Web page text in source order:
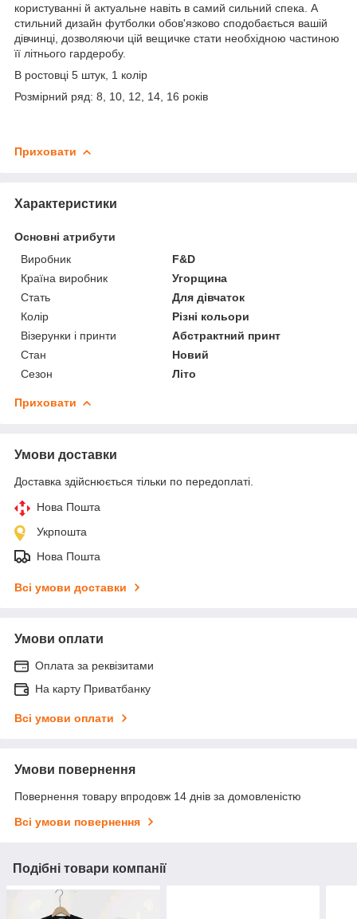
користуванні й актуальне навіть в самий сильний спека. А
стильний дизайн футболки обов'язково сподобається вашій
дівчинці, дозволяючи цій вещичке стати необхідною частиною
її літнього гардеробу.
В ростовці 5 штук, 1 колір
Розмірний ряд: 8, 10, 12, 14, 16 років
Приховати
Характеристики
Основні атрибути
Виробник
F&D
Країна виробник
Угорщина
Стать
Для дівчаток
Колір
Різні кольори
Візерунки і принти
Абстрактний принт
Стан
Новий
Сезон
Літо
Приховати
Умови доставки
Доставка здійснюється тільки по передоплаті.
Нова Пошта
Укрпошта
Нова Пошта
Всі умови доставки
Умови оплати
Оплата за реквізитами
На карту Приватбанку
Всі умови оплати
Умови повернення
Повернення товару впродовж 14 днів за домовленістю
Всі умови повернення
Подібні товари компанії